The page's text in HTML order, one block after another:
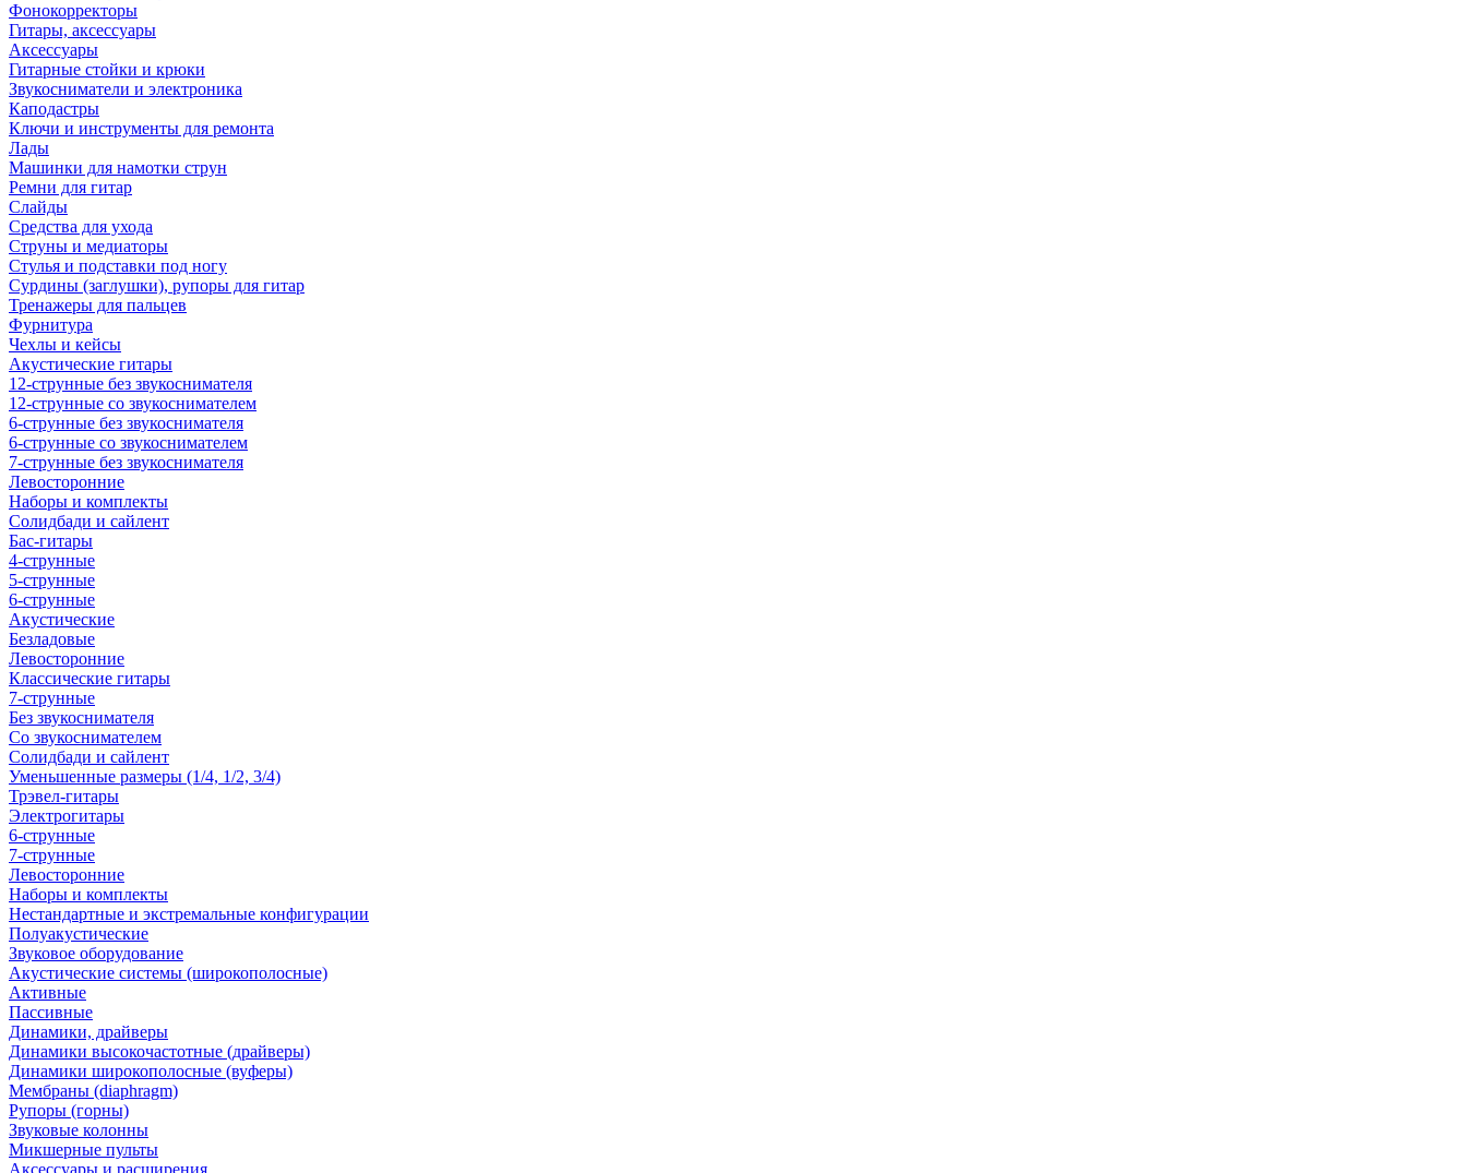
Фонокорректоры
Гитары, аксессуары
Аксессуары
Гитарные стойки и крюки
Звукосниматели и электроника
Каподастры
Ключи и инструменты для ремонта
Лады
Машинки для намотки струн
Ремни для гитар
Слайды
Средства для ухода
Струны и медиаторы
Стулья и подставки под ногу
Сурдины (заглушки), рупоры для гитар
Тренажеры для пальцев
Фурнитура
Чехлы и кейсы
Акустические гитары
12-струнные без звукоснимателя
12-струнные со звукоснимателем
6-струнные без звукоснимателя
6-струнные со звукоснимателем
7-струнные без звукоснимателя
Левосторонние
Наборы и комплекты
Солидбади и сайлент
Бас-гитары
4-струнные
5-струнные
6-струнные
Акустические
Безладовые
Левосторонние
Классические гитары
7-струнные
Без звукоснимателя
Со звукоснимателем
Солидбади и сайлент
Уменьшенные размеры (1/4, 1/2, 3/4)
Трэвел-гитары
Электрогитары
6-струнные
7-струнные
Левосторонние
Наборы и комплекты
Нестандартные и экстремальные конфигурации
Полуакустические
Звуковое оборудование
Акустические системы (широкополосные)
Активные
Пассивные
Динамики, драйверы
Динамики высокочастотные (драйверы)
Динамики широкополосные (вуферы)
Мембраны (diaphragm)
Рупоры (горны)
Звуковые колонны
Микшерные пульты
Аксессуары и расширения